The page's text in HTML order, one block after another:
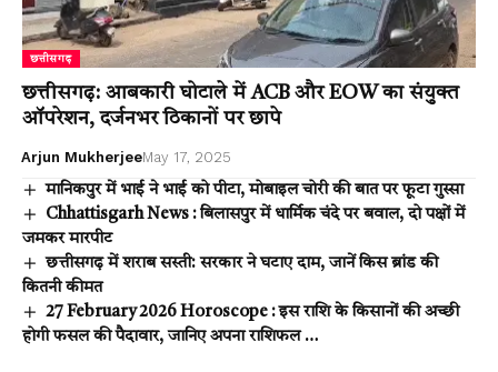
छत्तीसगढ़
छत्तीसगढ़: आबकारी घोटाले में ACB और EOW का संयुक्त
ऑपरेशन, दर्जनभर ठिकानों पर छापे
Arjun MukherjeeMay 17, 2025
मानिकपुर में भाई ने भाई को पीटा, मोबाइल चोरी की बात पर फूटा गुस्सा
Chhattisgarh News : बिलासपुर में धार्मिक चंदे पर बवाल, दो पक्षों में
जमकर मारपीट
छत्तीसगढ़ में शराब सस्ती: सरकार ने घटाए दाम, जानें किस ब्रांड की
कितनी कीमत
27 February 2026 Horoscope : इस राशि के किसानों की अच्छी
होगी फसल की पैदावार, जानिए अपना राशिफल …